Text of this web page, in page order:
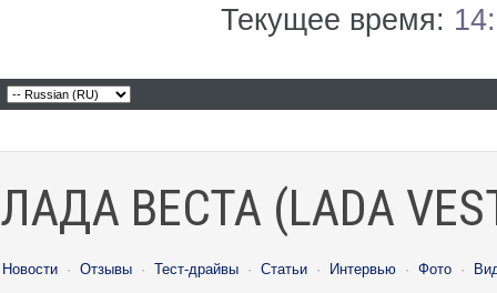
Текущее время:
ЛАДА ВЕСТА (LADA
Новости · Отзывы · Тест-драйвы · Статьи · Интервью · Фото ·